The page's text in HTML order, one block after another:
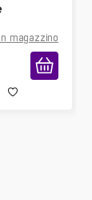
in magazzino